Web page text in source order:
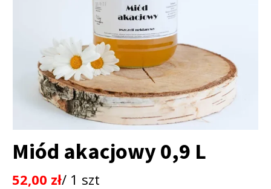
Miód akacjowy 0,9 L
52,00 zł/ 1 szt